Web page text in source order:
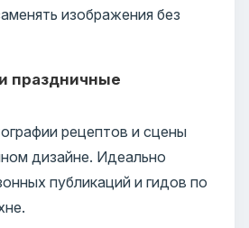
изображения без
праздничные
рецептов и сцены
дизайне. Идеально
публикаций и гидов по